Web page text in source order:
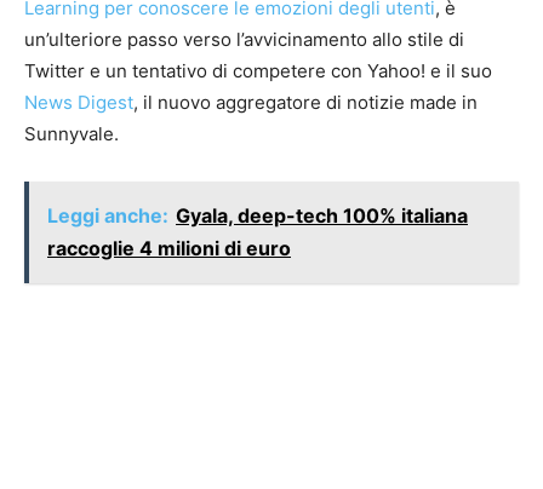
Learning per conoscere le emozioni degli utenti, è
un’ulteriore passo verso l’avvicinamento allo stile di
Twitter e un tentativo di competere con Yahoo! e il suo
News Digest, il nuovo aggregatore di notizie made in
Sunnyvale.
Leggi anche: Gyala, deep-tech 100% italiana
raccoglie 4 milioni di euro